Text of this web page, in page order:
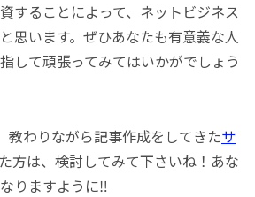
することによって、ネットビジネス
思います。ぜひあなたも有意義な人
して頑張ってみてはいかがでしょう
教わりながら記事作成をしてきたサ
方は、検討してみて下さいね！あな
りますように‼